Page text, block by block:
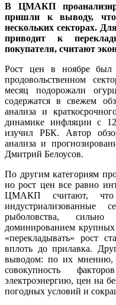
В ЦМАКП
пришли к выводу, что
нескольких секторах.
приводит к
покупателя, считают
Рост цен в ноябре был
продовольственном
месяц подорожали
содержатся в свежем
анализа и
динамике инфляции с
изучил РБК. Автор
анализа и
Дмитрий Белоусов.
По другим категориям
но рост цен все равно
ЦМАКП считают, что
индустриализованные
рыболовства,
доминированием
«перекладывать» рост
вплоть до прилавка.
выводом: по их мнению,
совокупность
электроэнергию, цен на
погодных условий и